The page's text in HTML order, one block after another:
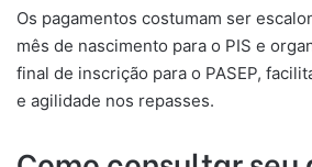
Os pagamentos costumam ser
mês de nascimento para o PIS e
final de inscrição para o PASEP,
e agilidade nos repasses.